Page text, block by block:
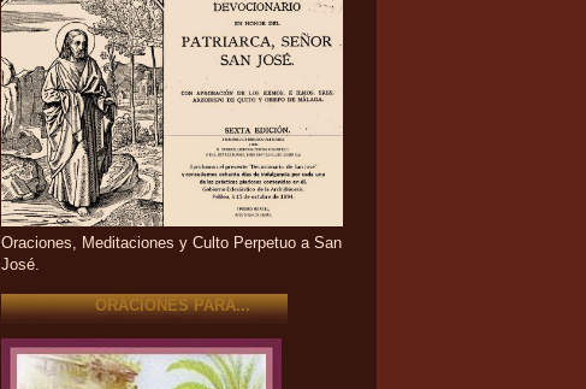
Oraciones, Meditaciones y Culto Perpetuo a San
José.
ORACIONES PARA...